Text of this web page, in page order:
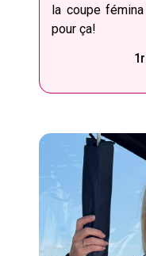
la coupe
pour ça!